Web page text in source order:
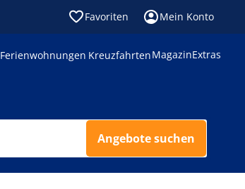
Favoriten Mein Konto
Ferienwohnungen KreuzfahrtenMagazinExtras
Angebote suchen